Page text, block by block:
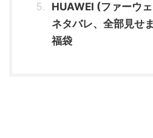
HUAWEI (ファーウ
ネタバレ、全部見せ
福袋